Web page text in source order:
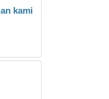
kami